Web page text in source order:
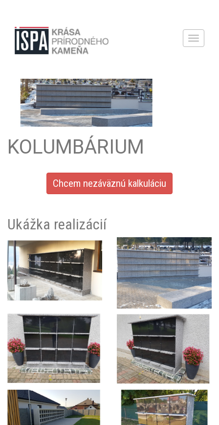
TOGGLE
KOLUMBÁRIUM
Chcem nezáväznú kalkuláciu
Ukážka realizácií